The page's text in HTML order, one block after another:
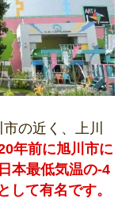
の近く、上川
年前に旭川市に
本最低気温の-4
て有名です。